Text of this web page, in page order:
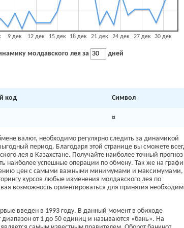
9 дек 12 дек 15 дек 18 дек 21 дек 24 дек 27 дек 30 дек
молдавского лея за дней
код Символ
¤
валют, необходимо регулярно следить за динамикой
период. Благодаря этой странице вы сможете
лея в Казахстане. Получайте наиболее точный
наиболее успешные операции по обмену. Так же на
цен с самыми важными минимумами и максимумами,
курсов любые изменения молдавского лея по
возможность ориентироваться для принятия
введен в 1993 году. В данный момент в обиходе
от 1 до 50 единиц и называются «бань». На